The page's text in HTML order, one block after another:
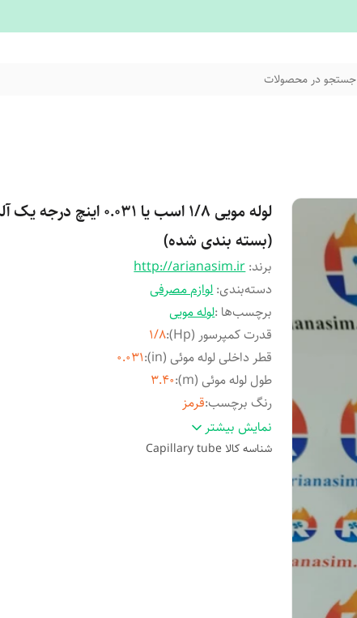
جستجو در محصولات
لوله مویی 1/8 اسب یا 0.031 اینچ
(بسته بندی شده)
برند:http://arianasim.ir
دسته‌بندی:لوازم مصرفی
برچسب‌ها :لوله مویی
قدرت کمپرسور (Hp)
:
1/8
قطر داخلی لوله موئی (in)
:
0.031
طول لوله موئی (m)
:3.۴۰
رنگ برچسب:قرمز
برند:
http://arianasim.ir
نمایش بیشتر
شناسه کالا Capillary tube